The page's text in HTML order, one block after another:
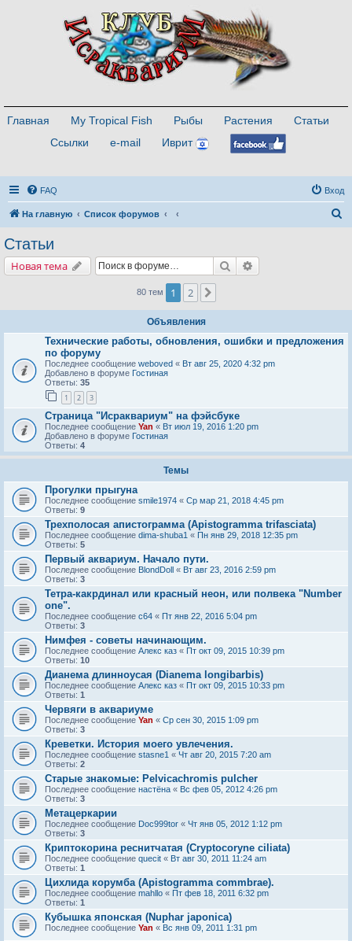
Главная My Tropical Fish Рыбы Растения
Статьи
Ссылки
e-mail Иврит
FAQ Вход
На главную Список форумов
Статьи
Новая тема Поиск
80 тем 1 2
Объявления
Технические работы, обновления, ошибки и предложения
по форуму
Последнее сообщение weboved « Вт авг 25, 2020 4:32 pm
Добавлено в форуме Гостиная
Ответы: 35
1 2 3
Страница "Исраквариум" на фэйсбуке
Последнее сообщение Yan « Вт июл 19, 2016 1:20 pm
Добавлено в форуме Гостиная
Ответы: 4
Темы
Прогулки прыгуна
Последнее сообщение smile1974 « Ср мар 21, 2018 4:45 pm
Ответы: 9
Трехполосая апистограмма (Apistogramma trifasciata)
Последнее сообщение dima-shuba1 « Пн янв 29, 2018 12:35 pm
Ответы: 5
Первый аквариум. Начало пути.
Последнее сообщение BlondDoll « Вт авг 23, 2016 2:59 pm
Ответы: 3
Тетра-какрдинал или красный неон, или полвека "Number
one".
Последнее сообщение c64 « Пт янв 22, 2016 5:04 pm
Ответы: 3
Нимфея - советы начинающим.
Последнее сообщение Алекс каз « Пт окт 09, 2015 10:39 pm
Ответы: 10
Дианема длинноусая (Dianema longibarbis)
Последнее сообщение Алекс каз « Пт окт 09, 2015 10:33 pm
Ответы: 1
Червяги в аквариуме
Последнее сообщение Yan « Ср сен 30, 2015 1:09 pm
Ответы: 3
Креветки. История моего увлечения.
Последнее сообщение stasne1 « Чт авг 20, 2015 7:20 am
Ответы: 2
Старые знакомые: Pelvicachromis pulcher
Последнее сообщение настёна « Вс фев 05, 2012 4:26 pm
Ответы: 3
Метацеркарии
Последнее сообщение Doc999tor « Чт янв 05, 2012 1:12 pm
Ответы: 3
Криптокорина реснитчатая (Cryptocoryne ciliata)
Последнее сообщение quecit « Вт авг 30, 2011 11:24 am
Ответы: 1
Цихлида корумба (Apistogramma commbrae).
Последнее сообщение mahllo « Пт фев 18, 2011 6:32 pm
Ответы: 1
Кубышка японская (Nuphar japonica)
Последнее сообщение Yan « Вс янв 09, 2011 1:31 pm